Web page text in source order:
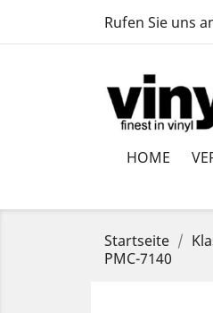
Rufen Sie uns
HOME
Startseite
PMC-7140